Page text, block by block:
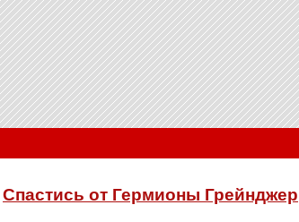
Спастись от Гермионы Грейнджер